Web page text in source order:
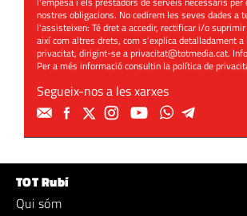
nostres obligacions. No cedirem les seves dades a
l'assisteixen: Té dret a accedir, rectificar i/o
així com altres drets, com s'explica detalladament
privacitat, dirigint-se aprivacitat@totmedia.cat.
Per a més informació consultin lapolítica de
Segueix-nos a les xarxes
TOT Rubí
Qui sóm